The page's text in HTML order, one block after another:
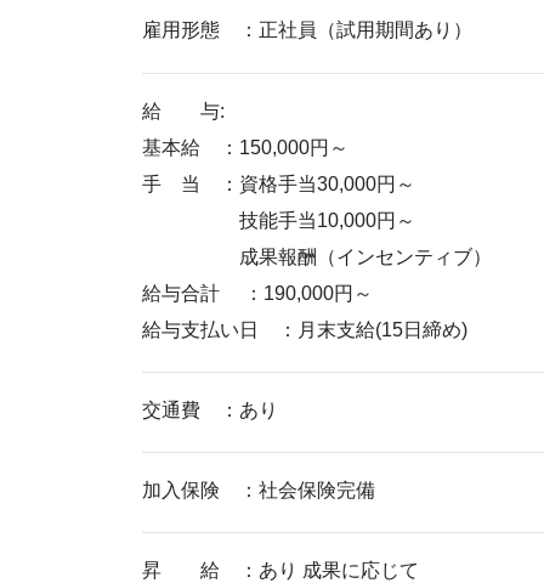
雇用形態 ：正社員（試用期間あり）
給 与:
基本給 ：150,000円～
手 当 ：資格手当30,000円～
技能手当10,000円～
成果報酬（インセンティブ）
給与合計 ：190,000円～
給与支払い日 ：月末支給(15日締め)
交通費 ：あり
加入保険 ：社会保険完備
昇 給 ：あり 成果に応じて